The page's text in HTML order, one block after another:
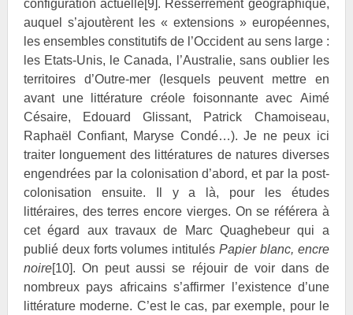
configuration actuelle[9]. Resserrement géographique,
auquel s’ajoutèrent les « extensions » européennes,
les ensembles constitutifs de l’Occident au sens large :
les Etats-Unis, le Canada, l’Australie, sans oublier les
territoires d’Outre-mer (lesquels peuvent mettre en
avant une littérature créole foisonnante avec Aimé
Césaire, Edouard Glissant, Patrick Chamoiseau,
Raphaël Confiant, Maryse Condé…). Je ne peux ici
traiter longuement des littératures de natures diverses
engendrées par la colonisation d’abord, et par la post-
colonisation ensuite. Il y a là, pour les études
littéraires, des terres encore vierges. On se référera à
cet égard aux travaux de Marc Quaghebeur qui a
publié deux forts volumes intitulés Papier blanc, encre
noire[10]. On peut aussi se réjouir de voir dans de
nombreux pays africains s’affirmer l’existence d’une
littérature moderne. C’est le cas, par exemple, pour le